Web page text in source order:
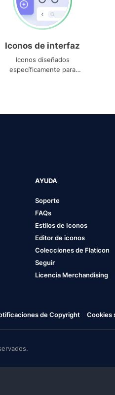
Iconos de interfaz
Iconos diseñados
específicamente para
AYUDA
Soporte
FAQs
Estilos de Iconos
Editor de iconos
Colecciones de Flaticon
Seguir
Licencia Merchandising
de Copyright Cookies